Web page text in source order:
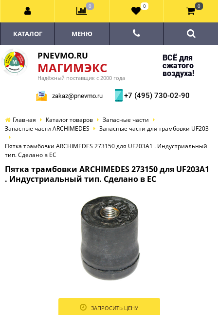
PNEVMO.RU
МАГИМЭКС
Надёжный поставщик с 2000 года
ВСЁ для
сжатого
воздуха!
zakaz@pnevmo.ru +7 (495) 730-02-90
КАТАЛОГ МЕНЮ
Главная Каталог товаров
Запасные части
Запасные части ARCHIMEDES
Запасные части для трамбовки UF203
Пятка трамбовки ARCHIMEDES 273150 для UF203A1 . Индустриальный
тип. Сделано в ЕС
Пятка трамбовки ARCHIMEDES 273150 для UF203A1
. Индустриальный тип. Сделано в ЕС
ЗАПРОСИТЬ ЦЕНУ
0 0 0